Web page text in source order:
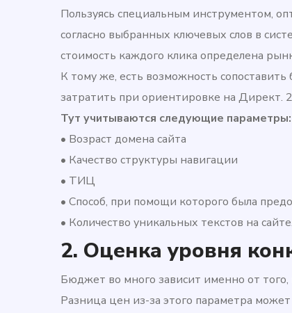
Пользуясь специальным инструментом,
согласно выбранных ключевых слов в
стоимость каждого клика определена
К тому же, есть возможность
затратить при ориентировке на Директ.
Тут учитываются следующие параметры:
• Возраст домена сайта
• Качество структуры навигации
• ТИЦ
• Способ, при помощи которого была
• Количество уникальных текстов на сайте.
2. Оценка уровня
Бюджет во много зависит именно от
Разница цен из-за этого параметра может